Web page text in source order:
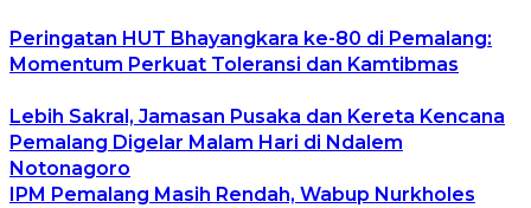
Peringatan HUT Bhayangkara ke-80 di Pemalang:
Momentum Perkuat Toleransi dan Kamtibmas
Lebih Sakral, Jamasan Pusaka dan Kereta Kencana
Pemalang Digelar Malam Hari di Ndalem
Notonagoro
IPM Pemalang Masih Rendah, Wabup Nurkholes